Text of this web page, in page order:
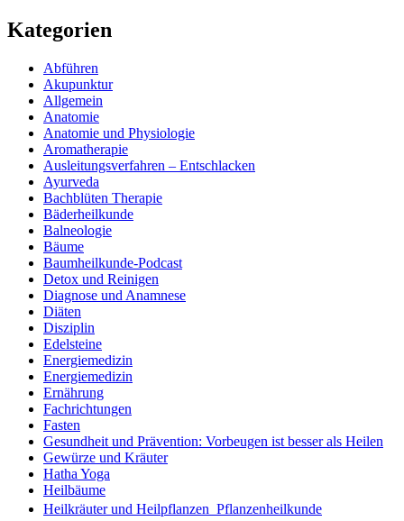
Kategorien
Abführen
Akupunktur
Allgemein
Anatomie
Anatomie und Physiologie
Aromatherapie
Ausleitungsverfahren – Entschlacken
Ayurveda
Bachblüten Therapie
Bäderheilkunde
Balneologie
Bäume
Baumheilkunde-Podcast
Detox und Reinigen
Diagnose und Anamnese
Diäten
Disziplin
Edelsteine
Energiemedizin
Energiemedizin
Ernährung
Fachrichtungen
Fasten
Gesundheit und Prävention: Vorbeugen ist besser als Heilen
Gewürze und Kräuter
Hatha Yoga
Heilbäume
Heilkräuter und Heilpflanzen  Pflanzenheilkunde